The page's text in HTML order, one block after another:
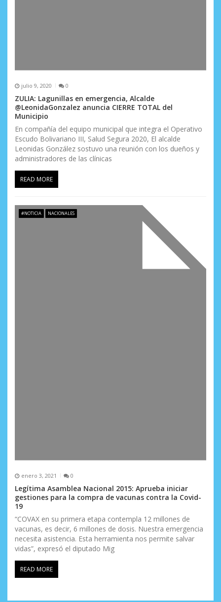
julio 9, 2020 0
ZULIA: Lagunillas en emergencia, Alcalde
@LeonidaGonzalez anuncia CIERRE TOTAL del
Municipio
En compañía del equipo municipal que integra el Operativo
Escudo Bolivariano III, Salud Segura 2020, El alcalde
Leonidas González sostuvo una reunión con los dueños y
administradores de las clínicas
READ MORE
#NOTICIA NACIONALES
enero 3, 2021 0
Legítima Asamblea Nacional 2015: Aprueba iniciar
gestiones para la compra de vacunas contra la Covid-
19
“COVAX en su primera etapa contempla 12 millones de
vacunas, es decir, 6 millones de dosis. Nuestra emergencia
necesita asistencia. Esta herramienta nos permite salvar
vidas”, expresó el diputado Mig
READ MORE